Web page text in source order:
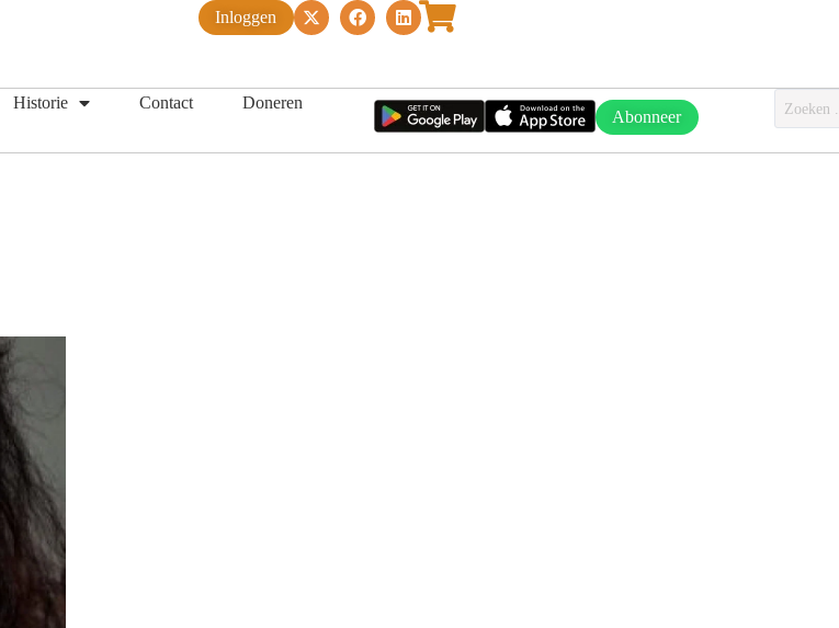
Inloggen
Historie Contact Doneren
Abonneer